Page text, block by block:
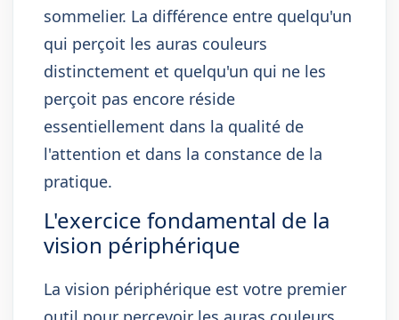
sommelier. La différence entre quelqu'un
qui perçoit les auras couleurs
distinctement et quelqu'un qui ne les
perçoit pas encore réside
essentiellement dans la qualité de
l'attention et dans la constance de la
pratique.
L'exercice fondamental de la
vision périphérique
La vision périphérique est votre premier